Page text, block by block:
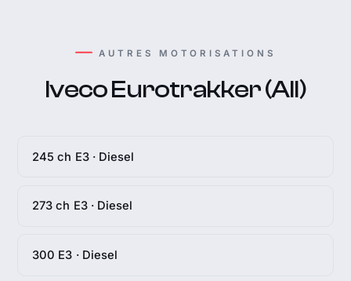
AUTRES MOTORISATIONS
Iveco Eurotrakker (All)
245 ch E3 · Diesel
273 ch E3 · Diesel
300 E3 · Diesel